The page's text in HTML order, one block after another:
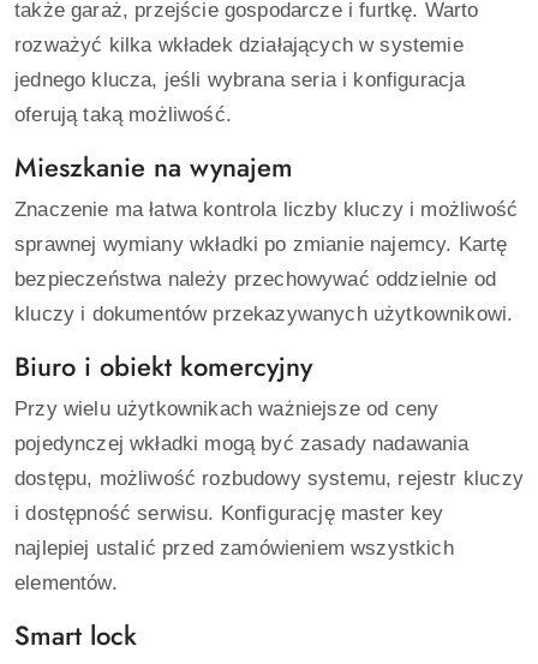
także garaż, przejście gospodarcze i furtkę. Warto
rozważyć kilka wkładek działających w systemie
jednego klucza, jeśli wybrana seria i konfiguracja
oferują taką możliwość.
Mieszkanie na wynajem
Znaczenie ma łatwa kontrola liczby kluczy i możliwość
sprawnej wymiany wkładki po zmianie najemcy. Kartę
bezpieczeństwa należy przechowywać oddzielnie od
kluczy i dokumentów przekazywanych użytkownikowi.
Biuro i obiekt komercyjny
Przy wielu użytkownikach ważniejsze od ceny
pojedynczej wkładki mogą być zasady nadawania
dostępu, możliwość rozbudowy systemu, rejestr kluczy
i dostępność serwisu. Konfigurację master key
najlepiej ustalić przed zamówieniem wszystkich
elementów.
Smart lock